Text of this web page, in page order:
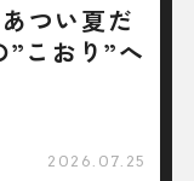
つい夏だ
”こおり”へ
2026.07.25